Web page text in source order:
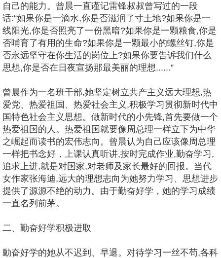
自己的能力。曾晨一直谨记雷锋叔叔曾写过的一段
话:“如果你是一滴水,你是否滋润了寸土地?如果你是一
线阳光,你是否照亮了一份黑暗?如果你是一颗粮食,你是
否哺育了有用的生命?如果你是一颗最小的螺丝钉,你是
否永远坚守在你生活的岗位上?如果你要告诉我们什么
思想,你是否在日夜宣扬那最美丽的理想......”
曾晨作为一名班干部,她坚定树立共产主义远大理想,热
爱党、热爱祖国、热爱社会主义,积极学习贯彻新时代中
国特色社会主义思想。做新时代的小先锋,首先要做一个
热爱祖国的人。热爱祖国就要像周总理一样立下为中华
之崛起而读书的宏伟志向。曾晨认为自己应该像周总理
一样把书念好，上课认真听讲,按时完成作业,勤奋学习,
追求上进,就是对国家,对老师及家长最好的回报。当代
女作家张海迪,远大的理想志向为她努力学习、思想进步
提供了源源不绝的动力。由于勤奋好学，她的学习成绩
一直名列前茅。
二、勤奋好学积极进取
動奋好学的她从不迟到、早退。对待学习一丝不苟,各科